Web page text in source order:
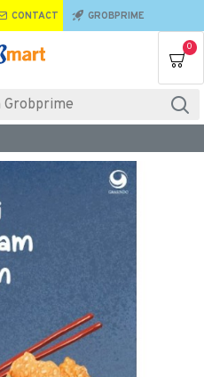
CONTACT GROBPRIME
0